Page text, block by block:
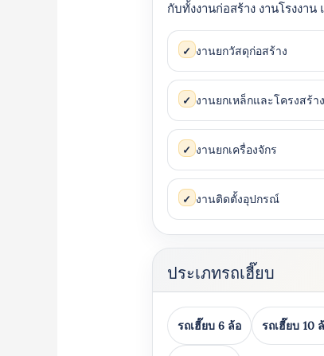
กับทั้งงานก่อสร้าง งานโรงงา
✓ งานยกวัสดุก่อสร้าง
✓ งานยกเหล็กและโครงสร้าง
✓ งานยกเครื่องจักร
✓ งานติดตั้งอุปกรณ์
ประเภทรถเฮี๊ยบ
รถเฮี๊ยบ 6 ล้อ รถเฮี๊ยบ 10